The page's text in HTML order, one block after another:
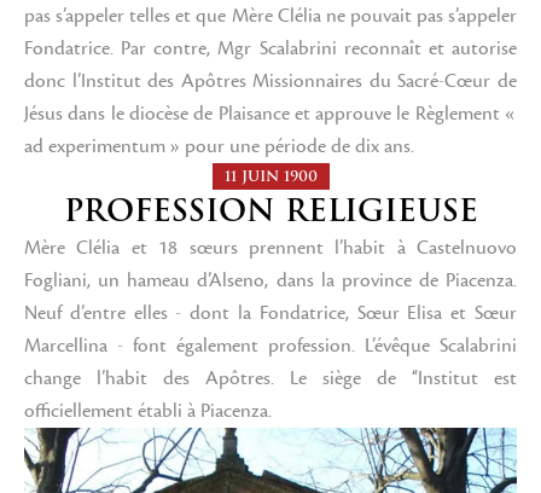
pas s’appeler telles et que Mère Clélia ne pouvait pas s’appeler
Fondatrice. Par contre, Mgr Scalabrini reconnaît et autorise
donc l’Institut des Apôtres Missionnaires du Sacré-Cœur de
Jésus dans le diocèse de Plaisance et approuve le Règlement «
ad experimentum » pour une période de dix ans.
11 JUIN 1900
PROFESSION RELIGIEUSE
Mère Clélia et 18 sœurs prennent l’habit à Castelnuovo
Fogliani, un hameau d’Alseno, dans la province de Piacenza.
Neuf d’entre elles - dont la Fondatrice, Sœur Elisa et Sœur
Marcellina - font également profession. L’évêque Scalabrini
change l’habit des Apôtres. Le siège de ‘‘Institut est
officiellement établi à Piacenza.